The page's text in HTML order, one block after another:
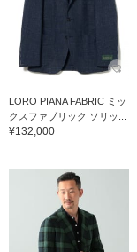
LORO PIANA FABRIC ミッ
クスファブリック ソリッ...
¥132,000